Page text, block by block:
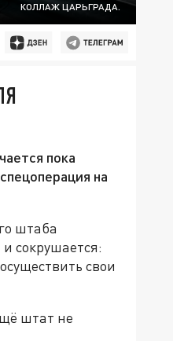
КОЛЛАЖ ЦАРЬГРАДА.
пока
на
штаба
сокрушается:
свои
штат не